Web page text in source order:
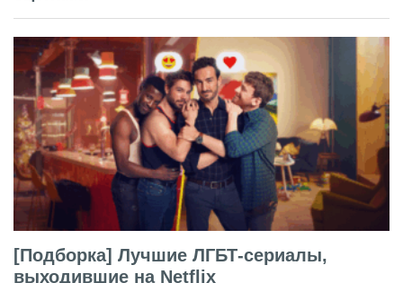
[Подборка] Лучшие ЛГБТ-сериалы,
выходившие на Netflix